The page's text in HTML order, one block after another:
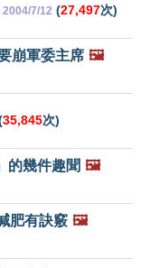
2004/7/12 (27,497次)
崩軍委主席 🖼️
35,845次)
的幾件趣聞 🖼️
肥有訣竅 🖼️